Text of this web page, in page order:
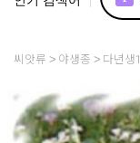
4
씨앗류 야생종 다년생1